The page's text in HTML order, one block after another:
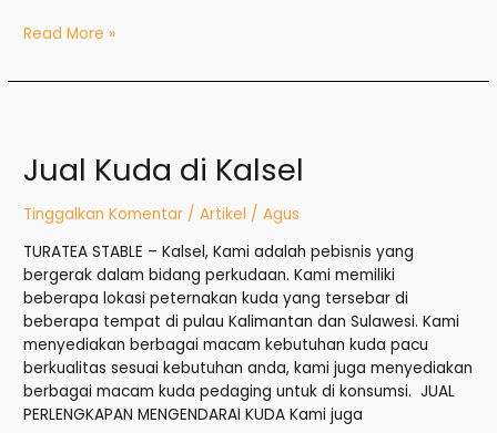
Read More »
Jual Kuda di Kalsel
Tinggalkan Komentar /Artikel /Agus
TURATEA STABLE – Kalsel, Kami adalah pebisnis yang
bergerak dalam bidang perkudaan. Kami memiliki
beberapa lokasi peternakan kuda yang tersebar di
beberapa tempat di pulau Kalimantan dan Sulawesi. Kami
menyediakan berbagai macam kebutuhan kuda pacu
berkualitas sesuai kebutuhan anda, kami juga menyediakan
berbagai macam kuda pedaging untuk di konsumsi. JUAL
PERLENGKAPAN MENGENDARAI KUDA Kami juga
di
Kalsel